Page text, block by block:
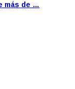
más de …